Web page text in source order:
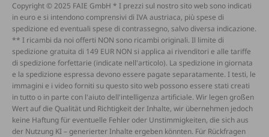
Copyright © 2025 FAIE GmbH * I prezzi sul nostro sito web sono indicati
in euro e si intendono comprensivi di IVA austriaca, più spese di
spedizione ed eventuali spese di contrassegno, salvo diversa indicazione.
** I ricambi da noi offerti NON sono ricambi originali. Il limite di
spedizione gratuita di 149 EUR NON si applica ai rivenditori e alle tariffe
di spedizione forfettarie (indicate nell'articolo). La spedizione in giornata
e la spedizione espressa devono essere pagate separatamente. I testi, le
immagini e i video forniti su questo sito web possono essere stati creati
in tutto o in parte con l'aiuto dell'intelligenza artificiale. Wir legen großen
Wert auf die Qualität und Richtigkeit der Inhalte, wir übernehmen jedoch
keine Haftung für eventuelle Fehler oder Unstimmigkeiten, die sich aus
der Nutzung KI – generierter Inhalte ergeben könnten. Für Rückfragen